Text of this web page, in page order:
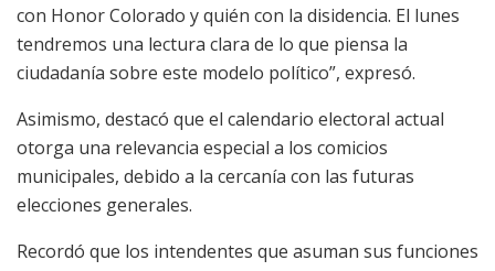
con Honor Colorado y quién con la disidencia. El lunes
tendremos una lectura clara de lo que piensa la
ciudadanía sobre este modelo político”, expresó.
Asimismo, destacó que el calendario electoral actual
otorga una relevancia especial a los comicios
municipales, debido a la cercanía con las futuras
elecciones generales.
Recordó que los intendentes que asuman sus funciones